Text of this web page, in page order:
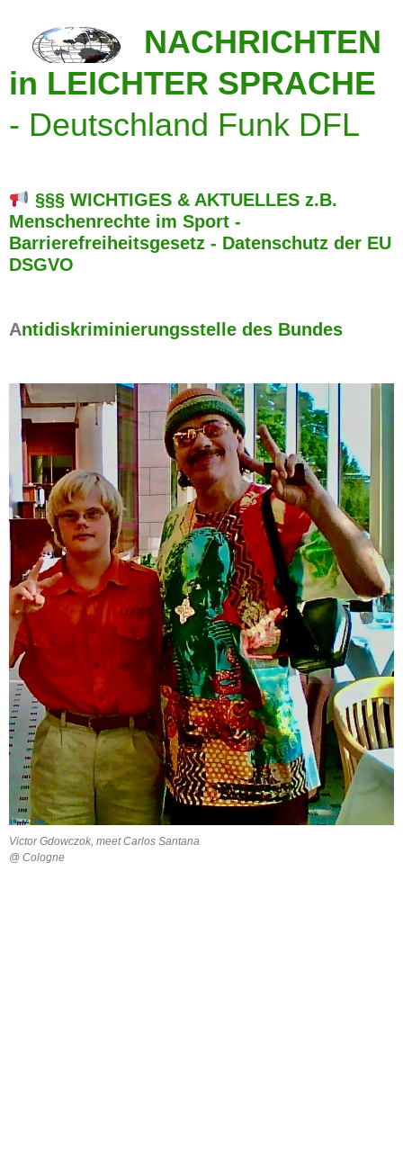
NACHRICHTEN
in LEICHTER SPRACHE
- Deutschland Funk DFL
§§§ WICHTIGES & AKTUELLES z.B.
Menschenrechte im Sport -
Barrierefreiheitsgesetz - Datenschutz der EU
DSGVO
Antidiskriminierungsstelle des Bundes
Victor Gdowczok, meet Carlos Santana
@ Cologne